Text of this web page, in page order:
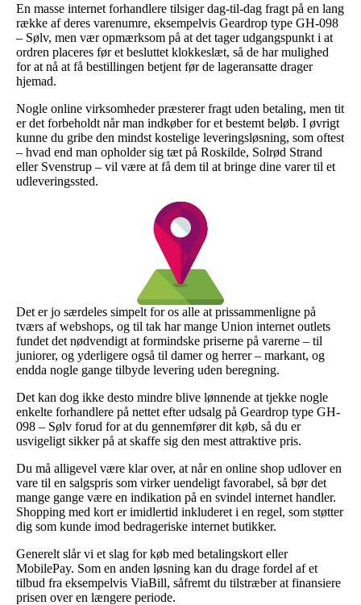
En masse internet forhandlere tilsiger dag-til-dag fragt på en lang
række af deres varenumre, eksempelvis Geardrop type GH-098
– Sølv, men vær opmærksom på at det tager udgangspunkt i at
ordren placeres før et besluttet klokkeslæt, så de har mulighed
for at nå at få bestillingen betjent før de lageransatte drager
hjemad.
Nogle online virksomheder præsterer fragt uden betaling, men tit
er det forbeholdt når man indkøber for et bestemt beløb. I øvrigt
kunne du gribe den mindst kostelige leveringsløsning, som oftest
– hvad end man opholder sig tæt på Roskilde, Solrød Strand
eller Svenstrup – vil være at få dem til at bringe dine varer til et
udleveringssted.
Det er jo særdeles simpelt for os alle at prissammenligne på
tværs af webshops, og til tak har mange Union internet outlets
fundet det nødvendigt at formindske priserne på varerne – til
juniorer, og yderligere også til damer og herrer – markant, og
endda nogle gange tilbyde levering uden beregning.
Det kan dog ikke desto mindre blive lønnende at tjekke nogle
enkelte forhandlere på nettet efter udsalg på Geardrop type GH-
098 – Sølv forud for at du gennemfører dit køb, så du er
usvigeligt sikker på at skaffe sig den mest attraktive pris.
Du må alligevel være klar over, at når en online shop udlover en
vare til en salgspris som virker uendeligt favorabel, så bør det
mange gange være en indikation på en svindel internet handler.
Shopping med kort er imidlertid inkluderet i en regel, som støtter
dig som kunde imod bedrageriske internet butikker.
Generelt slår vi et slag for køb med betalingskort eller
MobilePay. Som en anden løsning kan du drage fordel af et
tilbud fra eksempelvis ViaBill, såfremt du tilstræber at finansiere
prisen over en længere periode.